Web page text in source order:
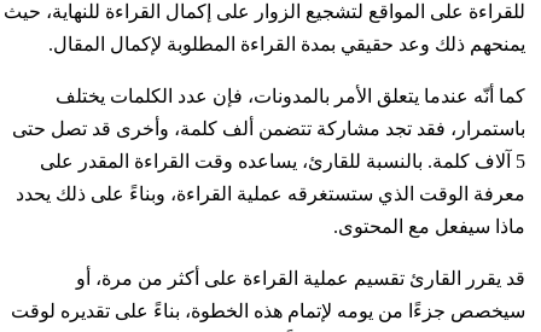
للقراءة على المواقع لتشجيع الزوار على إكمال القراءة للنهاية، حيث
يمنحهم ذلك وعد حقيقي بمدة القراءة المطلوبة لإكمال المقال.
كما أنّه عندما يتعلق الأمر بالمدونات، فإن عدد الكلمات يختلف
باستمرار، فقد تجد مشاركة تتضمن ألف كلمة، وأخرى قد تصل حتى
5 آلاف كلمة. بالنسبة للقارئ، يساعده وقت القراءة المقدر على
معرفة الوقت الذي ستستغرقه عملية القراءة، وبناءً على ذلك يحدد
ماذا سيفعل مع المحتوى.
قد يقرر القارئ تقسيم عملية القراءة على أكثر من مرة، أو
سيخصص جزءًا من يومه لإتمام هذه الخطوة، بناءً على تقديره لوقت